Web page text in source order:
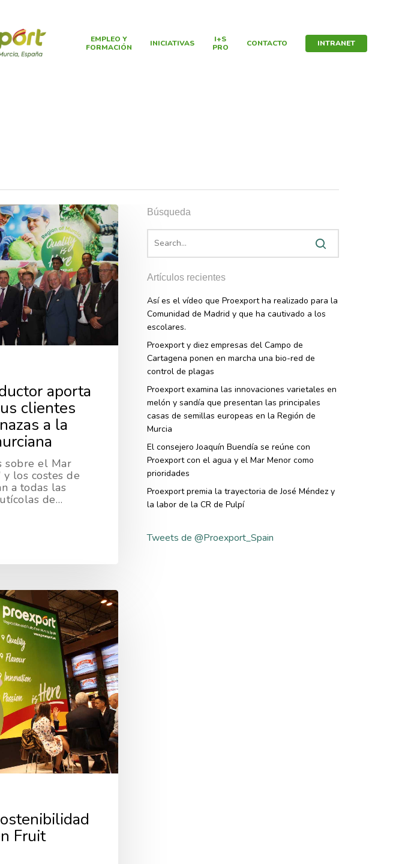
EMPLEO Y
FORMACIÓN
INICIATIVAS
I+S
PRO
CONTACTO INTRANET
aporta
clientes
a la
sobre el Mar
y los costes de
a todas las
de…
Fruit
Búsqueda
Artículos recientes
Así es el vídeo que Proexport ha realizado para la
Comunidad de Madrid y que ha cautivado a los
escolares.
Proexport y diez empresas del Campo de
Cartagena ponen en marcha una bio-red de
control de plagas
Proexport examina las innovaciones varietales en
melón y sandía que presentan las principales
casas de semillas europeas en la Región de
Murcia
El consejero Joaquín Buendía se reúne con
Proexport con el agua y el Mar Menor como
prioridades
Proexport premia la trayectoria de José Méndez y
la labor de la CR de Pulpí
Tweets de @Proexport_Spain